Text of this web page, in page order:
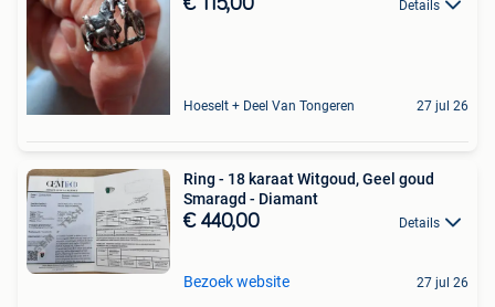
€ 115,00 Details
Hoeselt + Deel Van Tongeren 27 jul 26
Ring - 18 karaat Witgoud, Geel goud
Smaragd - Diamant
€ 440,00 Details
Bezoek website 27 jul 26